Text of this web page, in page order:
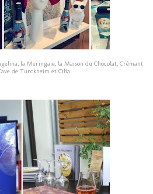
la Meringaie, la Maison du Chocolat, Crémant
de Turckheim et Cilia